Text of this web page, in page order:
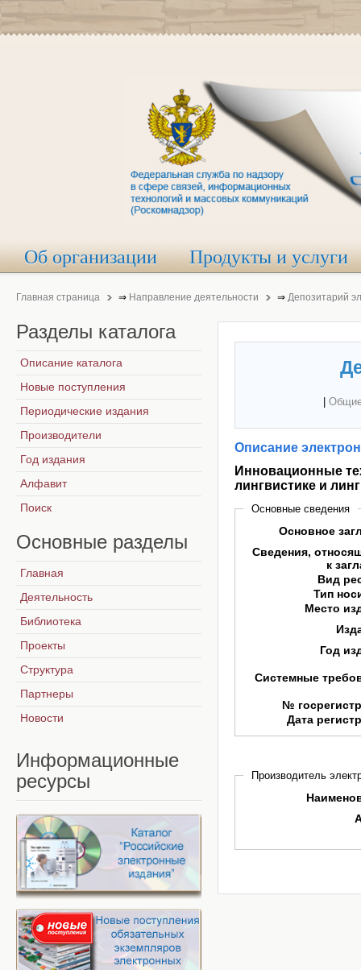
Об организации Продукты и услуги
Главная страница ⇒ Направление деятельности ⇒ Депозитарий
Описание
Инновационные
лингвистике и
Основные сведения
Основное
Сведения,
к
Вид
Тип
Место
Год
Системные
№
Дата
Производитель
Разделы каталога
Описание каталога
Новые поступления
Периодические издания
Производители
Год издания
Алфавит
Поиск
Основные разделы
Главная
Деятельность
Библиотека
Проекты
Структура
Партнеры
Новости
Информационные
ресурсы